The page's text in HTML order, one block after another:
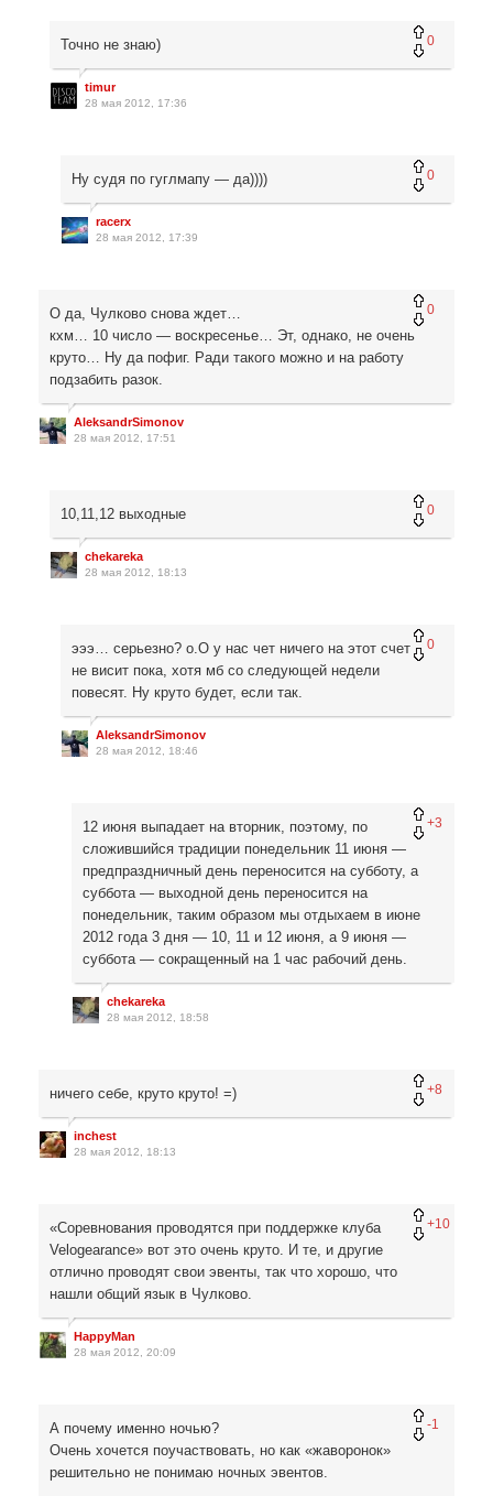
0
Точно не знаю)
timur
28 мая 2012, 17:36
0
Ну судя по гуглмапу — да))))
racerx
28 мая 2012, 17:39
0
О да, Чулково снова ждет…
кхм… 10 число — воскресенье… Эт, однако, не очень
круто… Ну да пофиг. Ради такого можно и на работу
подзабить разок.
AleksandrSimonov
28 мая 2012, 17:51
0
10,11,12 выходные
chekareka
28 мая 2012, 18:13
0
эээ… серьезно? о.О у нас чет ничего на этот счет
не висит пока, хотя мб со следующей недели
повесят. Ну круто будет, если так.
AleksandrSimonov
28 мая 2012, 18:46
+3
12 июня выпадает на вторник, поэтому, по
сложившийся традиции понедельник 11 июня —
предпраздничный день переносится на субботу, а
суббота — выходной день переносится на
понедельник, таким образом мы отдыхаем в июне
2012 года 3 дня — 10, 11 и 12 июня, а 9 июня —
суббота — сокращенный на 1 час рабочий день.
chekareka
28 мая 2012, 18:58
+8
ничего себе, круто круто! =)
inchest
28 мая 2012, 18:13
+10
«Соревнования проводятся при поддержке клуба
Velogearance» вот это очень круто. И те, и другие
отлично проводят свои эвенты, так что хорошо, что
нашли общий язык в Чулково.
HappyMan
28 мая 2012, 20:09
-1
А почему именно ночью?
Очень хочется поучаствовать, но как «жаворонок»
решительно не понимаю ночных эвентов.